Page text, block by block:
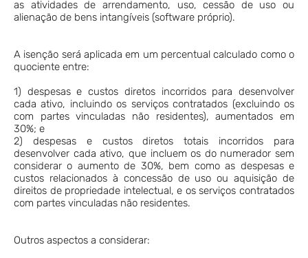
as atividades de arrendamento, uso, cessão de uso ou
alienação de bens intangíveis (software próprio).
A isenção será aplicada em um percentual calculado como o
quociente entre:
1) despesas e custos diretos incorridos para desenvolver
cada ativo, incluindo os serviços contratados (excluindo os
com partes vinculadas não residentes), aumentados em
30%; e
2) despesas e custos diretos totais incorridos para
desenvolver cada ativo, que incluem os do numerador sem
considerar o aumento de 30%, bem como as despesas e
custos relacionados à concessão de uso ou aquisição de
direitos de propriedade intelectual, e os serviços contratados
com partes vinculadas não residentes.
Outros aspectos a considerar: